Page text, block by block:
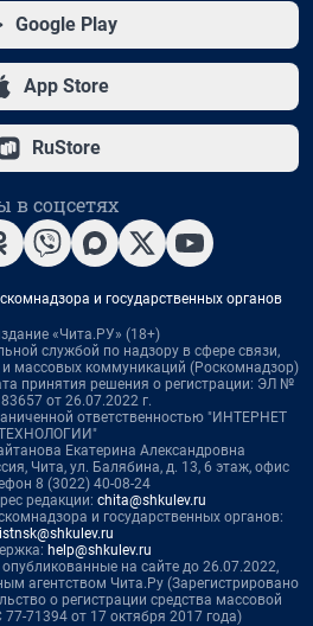
Google Play
App Store
RuStore
в соцсетях
и государственных органов
«Чита.РУ» (18+)
службой по надзору в сфере связи,
массовых коммуникаций (Роскомнадзор)
принятия решения о регистрации: ЭЛ №
от 26.07.2022 г.
ответственностью "ИНТЕРНЕТ
Екатерина Александровна
Чита, ул. Балябина, д. 13, 6 этаж, офис
8 (3022) 40-08-24
редакции: chita@shkulev.ru
и государственных органов:
help@shkulev.ru
на сайте до 26.07.2022,
агентством Чита.Ру (Зарегистрировано
о регистрации средства массовой
71394 от 17 октября 2017 года)